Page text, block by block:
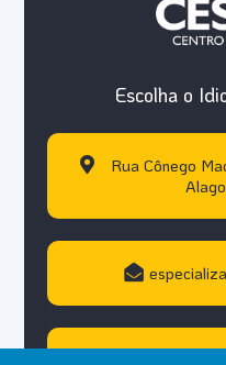
Escolha o
Rua Cônego